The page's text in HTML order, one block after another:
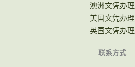
澳洲文凭办理
美国文凭办理
英国文凭办理
联系方式